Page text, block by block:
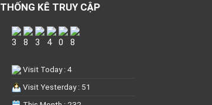
THỐNG KÊ TRUY CẬP
Visit Today : 4
Visit Yesterday : 51